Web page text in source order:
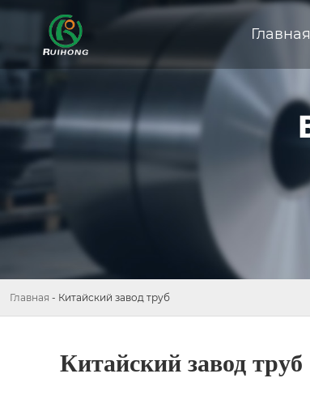
Главная
Главная - Китайский завод труб
Китайский завод труб